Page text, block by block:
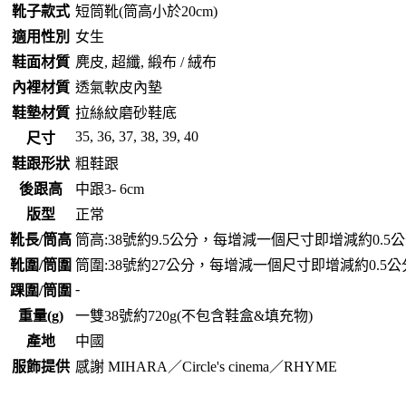
靴子款式 短筒靴(筒高小於20cm)
適用性別
女生
鞋面材質 麂皮, 超纖, 緞布 / 絨布
內裡材質 透氣軟皮內墊
鞋墊材質 拉絲紋磨砂鞋底
尺寸
35, 36, 37, 38, 39, 40
鞋跟形狀 粗鞋跟
後跟高
中跟3- 6cm
版型
正常
靴長/筒高 筒高:38號約9.5公分，每增減一個尺寸即增減約0.5
靴圍/筒圍 筒圍:38號約27公分，每增減一個尺寸即增減約0.5公
踝圍/筒圍 -
重量(g)
一雙38號約720g(不包含鞋盒&填充物)
產地
中國
服飾提供 感謝 MIHARA／Circle's cinema／RHYME